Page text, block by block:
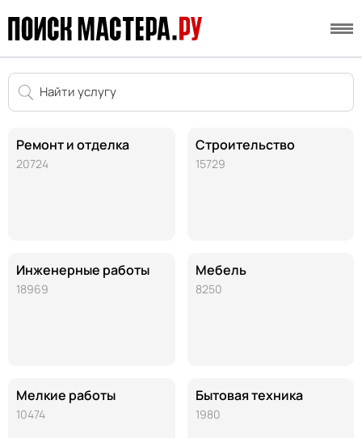
Ремонт и отделка
20724
Инженерные работы
18969
Мелкие работы
10474
Строительство
15729
Мебель
8250
Бытовая техника
1980